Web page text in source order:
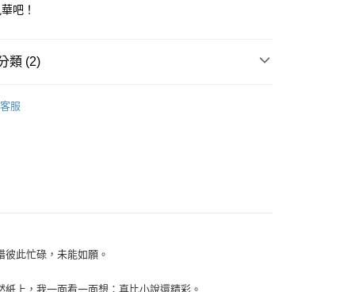
吧！
類 (2)
客服
此忙碌，未能如願。
上，我一面看一面想：真比小說還精彩。